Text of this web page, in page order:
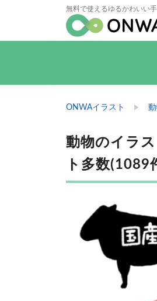
無料で使えるゆるかわいい
ONWAイラスト
動物のイラ
ト多数(1089